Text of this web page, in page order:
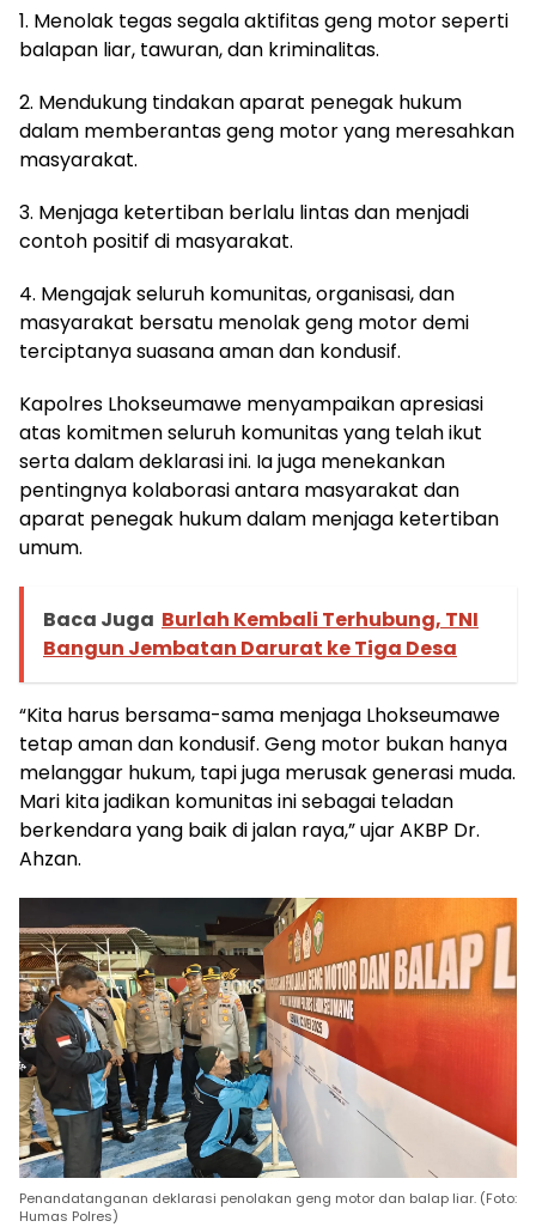
1. Menolak tegas segala aktifitas geng motor seperti
balapan liar, tawuran, dan kriminalitas.
2. Mendukung tindakan aparat penegak hukum
dalam memberantas geng motor yang meresahkan
masyarakat.
3. Menjaga ketertiban berlalu lintas dan menjadi
contoh positif di masyarakat.
4. Mengajak seluruh komunitas, organisasi, dan
masyarakat bersatu menolak geng motor demi
terciptanya suasana aman dan kondusif.
Kapolres Lhokseumawe menyampaikan apresiasi
atas komitmen seluruh komunitas yang telah ikut
serta dalam deklarasi ini. Ia juga menekankan
pentingnya kolaborasi antara masyarakat dan
aparat penegak hukum dalam menjaga ketertiban
umum.
Baca Juga Burlah Kembali Terhubung, TNI
Bangun Jembatan Darurat ke Tiga Desa
“Kita harus bersama-sama menjaga Lhokseumawe
tetap aman dan kondusif. Geng motor bukan hanya
melanggar hukum, tapi juga merusak generasi muda.
Mari kita jadikan komunitas ini sebagai teladan
berkendara yang baik di jalan raya,” ujar AKBP Dr.
Ahzan.
Penandatanganan deklarasi penolakan geng motor dan balap liar. (Foto:
Humas Polres)